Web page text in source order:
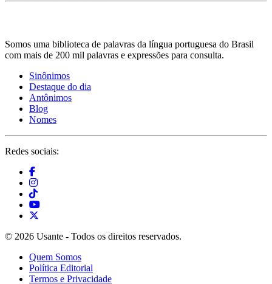
Somos uma biblioteca de palavras da língua portuguesa do Brasil
com mais de 200 mil palavras e expressões para consulta.
Sinônimos
Destaque do dia
Antônimos
Blog
Nomes
Redes sociais:
© 2026 Usante - Todos os direitos reservados.
Quem Somos
Política Editorial
Termos e Privacidade